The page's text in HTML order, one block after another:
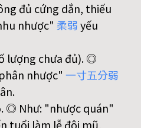
đủ cứng dắn, thiếu
nhược" 柔弱yếu
lượng chưa đủ). ◎
nhược" 一寸五分弱
◎ Như: "nhược quán"
tuổi làm lễ đội mũ,